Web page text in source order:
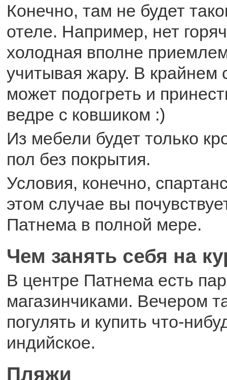
Конечно, там не будет
отеле. Например, нет
холодная вполне
учитывая жару. В крайнем
может подогреть и
ведре с ковшиком :)
Из мебели будет только
пол без покрытия.
Условия, конечно,
этом случае вы
Патнема в полной мере.
Чем занять себя на
В центре Патнема есть
магазинчиками. Вечером
погулять и купить что-
индийское.
Пляжи